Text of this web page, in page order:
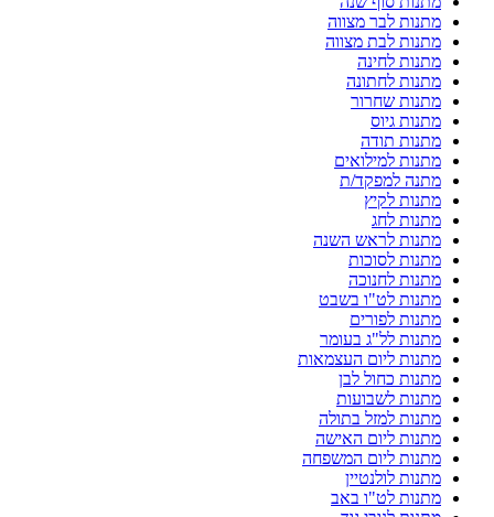
מתנות לבר מצווה
מתנות לבת מצווה
מתנות לחינה
מתנות לחתונה
מתנות שחרור
מתנות גיוס
מתנות תודה
מתנות למילואים
מתנה למפקד/ת
מתנות לקיץ
מתנות לחג
מתנות לראש השנה
מתנות לסוכות
מתנות לחנוכה
מתנות לט"ו בשבט
מתנות לפורים
מתנות לל"ג בעומר
מתנות ליום העצמאות
מתנות כחול לבן
מתנות לשבועות
מתנות למזל בתולה
מתנות ליום האישה
מתנות ליום המשפחה
מתנות לולנטיין
מתנות לט"ו באב